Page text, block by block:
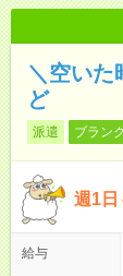
＼空いた
ど
派遣 ブラン
週1日
給与